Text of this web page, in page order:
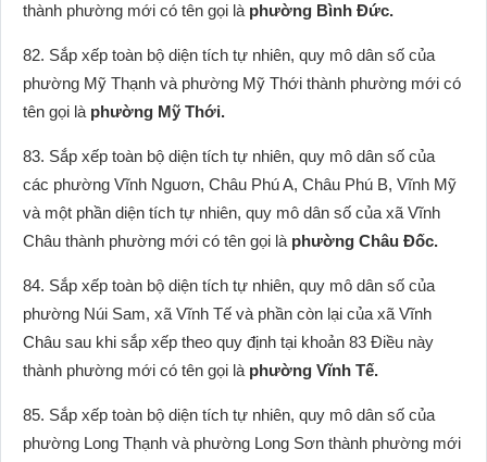
thành phường mới có tên gọi là phường Bình Đức.
82. Sắp xếp toàn bộ diện tích tự nhiên, quy mô dân số của
phường Mỹ Thạnh và phường Mỹ Thới thành phường mới có
tên gọi là phường Mỹ Thới.
83. Sắp xếp toàn bộ diện tích tự nhiên, quy mô dân số của
các phường Vĩnh Nguơn, Châu Phú A, Châu Phú B, Vĩnh Mỹ
và một phần diện tích tự nhiên, quy mô dân số của xã Vĩnh
Châu thành phường mới có tên gọi là phường Châu Đốc.
84. Sắp xếp toàn bộ diện tích tự nhiên, quy mô dân số của
phường Núi Sam, xã Vĩnh Tế và phần còn lại của xã Vĩnh
Châu sau khi sắp xếp theo quy định tại khoản 83 Điều này
thành phường mới có tên gọi là phường Vĩnh Tế.
85. Sắp xếp toàn bộ diện tích tự nhiên, quy mô dân số của
phường Long Thạnh và phường Long Sơn thành phường mới